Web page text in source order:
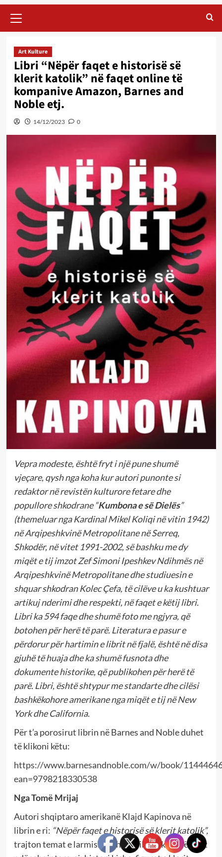
Menu
Art Kulture
Libri “Nëpër faqet e historisë së
klerit katolik” në faqet online të
kompanive Amazon, Barnes and
Noble etj.
14/12/2023 0
Vepra modeste, është fryt i një pune shumë
vjeçare, qysh nga koha kur autori punonte si
redaktor në revistën kulturore fetare dhe
popullore shkodrane “Kumbona e së Dielës”
(themeluar nga Kardinal Mikel Koliqi në vitin 1942)
në Arqipeshkvinë Metropolitane në Serreq,
Shkodër, në vitet 1991-2002, së bashku me dy
miqët e tij imzot Zef Simoni Ipeshkev Ndihmës në
Arqipeshkvinë Metropolitane dhe studiuesin e
shquar shkodran Kolec Çefa, të cilëve u ka kushtuar
artikuj nderimi dhe respekti, në faqet e këtij libri.
Libri ka 594 faqe dhe shumë foto me ngjyra, që
botohen për herë të parë. Literatura e pasur e
përdorur për hartimin e librit në fjalë, është në disa
gjuhë të huaja dhe ka shumë fusnota dhe
dokumente historike, që publikohen për herë të
parë. Libri, është shtypur me standarte dhe cilësi
bashkëkohore amerikane nga miqët e tij në New
York dhe California.
Për t’a porosirut librin në Barnes and Noble duhet
të klikoni këtu:
https://www.barnesandnoble.com/w/book/
ean=9798218330538
Nga Tomë Mrijaj
Autori shqiptaro amerikanë Klajd Kapinova në
librin e ri: “Nëpër faqet e historisë së klerit katolik”,
trajton temat e larmishme historike të krishtërimit